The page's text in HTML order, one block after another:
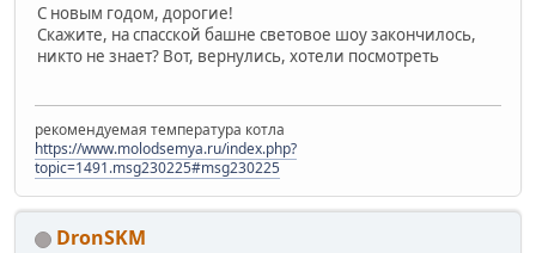
С новым годом, дорогие!
Скажите, на спасской башне световое шоу закончилось,
никто не знает? Вот, вернулись, хотели посмотреть
рекомендуемая температура котла
https://www.molodsemya.ru/index.php?
topic=1491.msg230225#msg230225
DronSKM